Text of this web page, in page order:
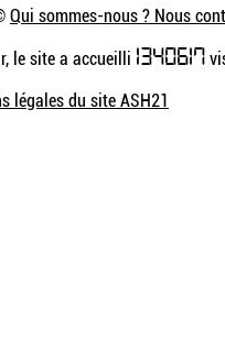
Qui sommes-nous ? Nous
le site a accueilli 1340617
légales du site ASH21